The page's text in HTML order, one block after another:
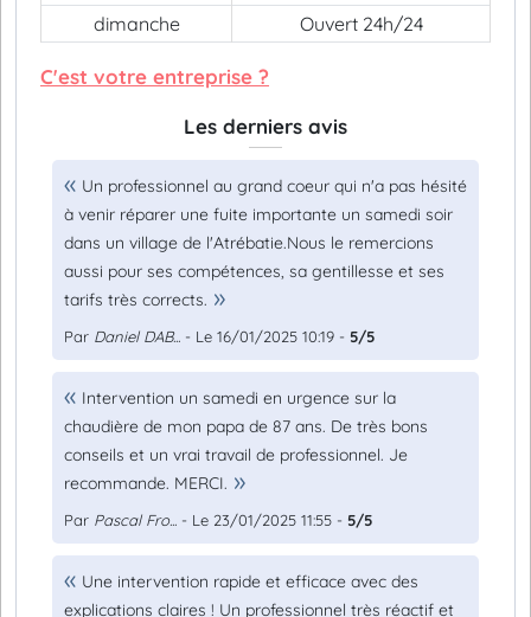
dimanche
Ouvert 24h/24
C'est votre entreprise ?
Les derniers avis
Un professionnel au grand coeur qui n'a pas hésité
à venir réparer une fuite importante un samedi soir
dans un village de l'Atrébatie.Nous le remercions
aussi pour ses compétences, sa gentillesse et ses
tarifs très corrects.
Par Daniel DAB... - Le 16/01/2025 10:19 - 5/5
Intervention un samedi en urgence sur la
chaudière de mon papa de 87 ans. De très bons
conseils et un vrai travail de professionnel. Je
recommande. MERCI.
Par Pascal Fro... - Le 23/01/2025 11:55 - 5/5
Une intervention rapide et efficace avec des
explications claires ! Un professionnel très réactif et